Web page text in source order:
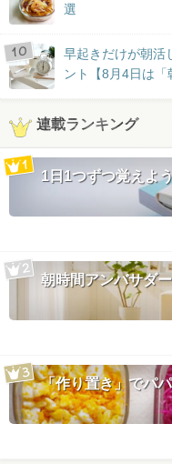
選
早起きだけが朝活
ント【8月4日は「
連載ランキング
1日1つずつ覚えよ
朝時間アンバサダ
「作り置き」でパ